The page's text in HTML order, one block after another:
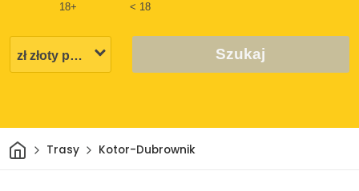
18+ < 18
Szukaj
DomTrasy Kotor-Dubrownik